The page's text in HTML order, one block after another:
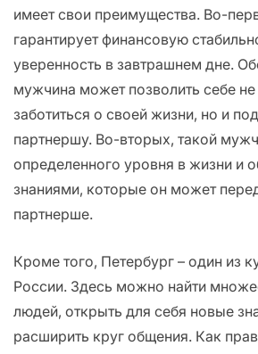
имеет свои преимущества. Во-
гарантирует финансовую
уверенность в завтрашнем дне.
мужчина может позволить себе не
заботиться о своей жизни, но и
партнершу. Во-вторых, такой
определенного уровня в жизни и
знаниями, которые он может
партнерше.
Кроме того, Петербург – один из
России. Здесь можно найти
людей, открыть для себя новые
расширить круг общения. Как